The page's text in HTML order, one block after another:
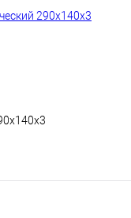
Под заказ